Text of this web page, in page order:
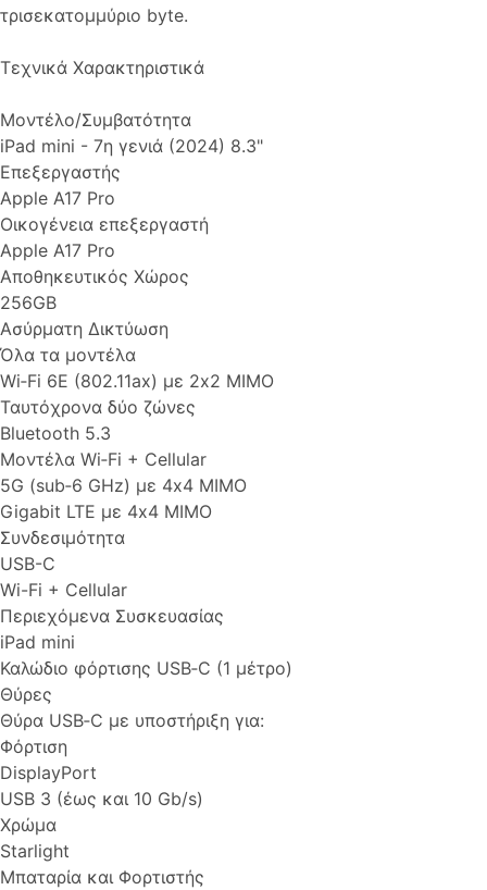
τρισεκατομμύριο byte.
Τεχνικά Χαρακτηριστικά
Μοντέλο/Συμβατότητα
iPad mini - 7η γενιά (2024) 8.3"
Επεξεργαστής
Apple A17 Pro
Οικογένεια επεξεργαστή
Apple A17 Pro
Αποθηκευτικός Χώρος
256GB
Ασύρματη Δικτύωση
Όλα τα μοντέλα
Wi‑Fi 6E (802.11ax) με 2x2 MIMO
Ταυτόχρονα δύο ζώνες
Bluetooth 5.3
Μοντέλα Wi‑Fi + Cellular
5G (sub‑6 GHz) με 4x4 MIMO
Gigabit LTE με 4x4 MIMO
Συνδεσιμότητα
USB-C
Wi-Fi + Cellular
Περιεχόμενα Συσκευασίας
iPad mini
Καλώδιο φόρτισης USB‑C (1 μέτρο)
Θύρες
Θύρα USB‑C με υποστή­ριξη για:
Φόρτιση
DisplayPort
USB 3 (έως και 10 Gb/s)
Χρώμα
Starlight
Μπαταρία και Φορτιστής